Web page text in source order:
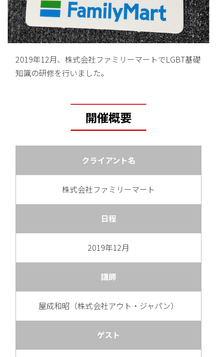
2019年12月、株式会社ファミリーマートでLGBT基礎
知識の研修を行いました。
開催概要
クライアント名
株式会社ファミリーマート
日程
2019年12月
講師
屋成和昭（株式会社アウト・ジャパン）
ゲスト